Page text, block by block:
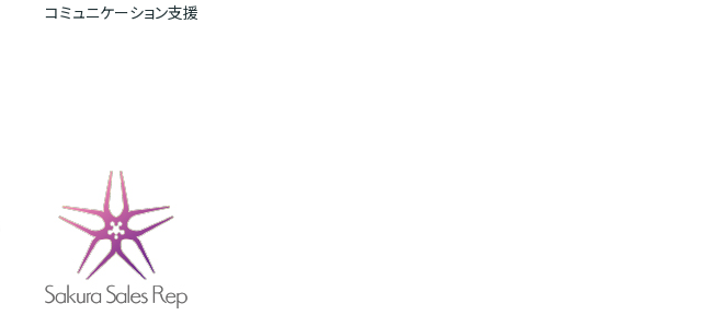
コミュニケーション支援